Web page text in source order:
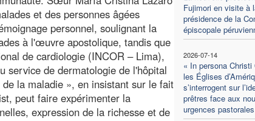
Fujimori en visite à
présidence de la
épiscopale
2026-07-14
« In persona Christi
les Églises
s’interrogent sur
prêtres face aux
urgences pastorales
et des personnes âgées
personnel, soulignant la
à l'œuvre apostolique, tandis que
de cardiologie (INCOR – Lima),
service de dermatologie de l'hôpital
la maladie », en insistant sur le fait
peut faire expérimenter la
expression de la richesse et de